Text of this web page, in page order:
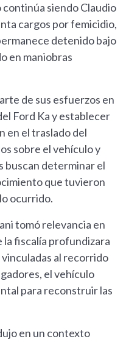
continúa siendo Claudio
cargos por femicidio,
detenido bajo
en maniobras
de sus esfuerzos en
Ford Ka y establecer
en el traslado del
sobre el vehículo y
buscan determinar el
que tuvieron
ocurrido.
tomó relevancia en
la fiscalía profundizara
al recorrido
el vehículo
para reconstruir las
en un contexto